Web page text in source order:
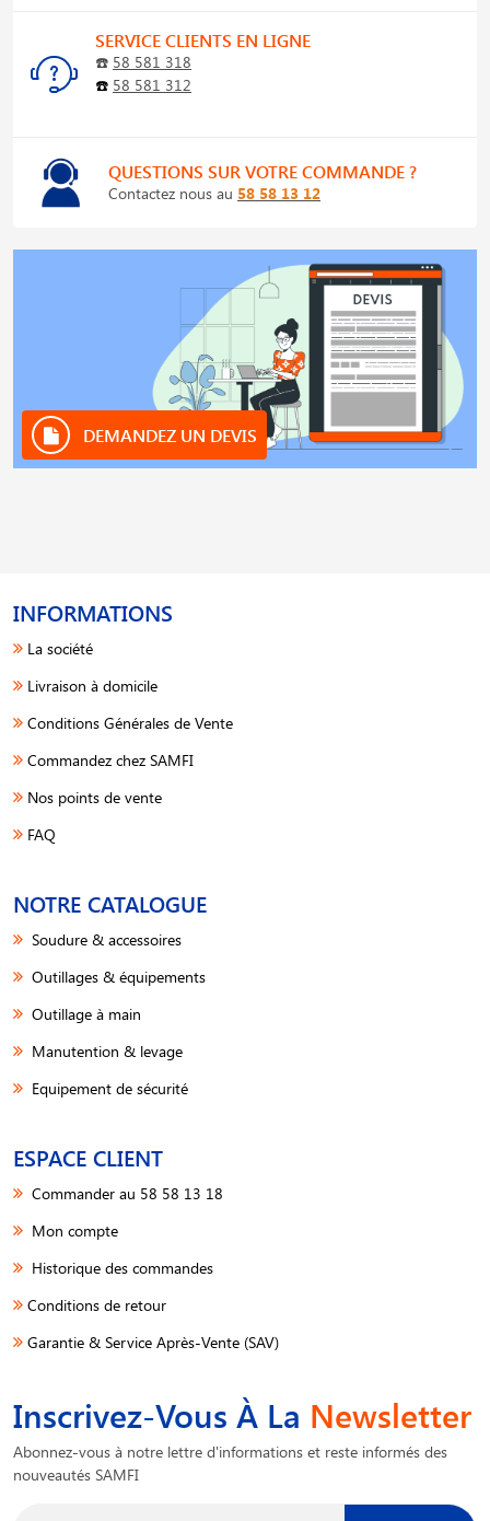
SERVICE CLIENTS EN LIGNE
☎️ 58 581 318
☎️ 58 581 312
QUESTIONS SUR VOTRE COMMANDE ?
Contactez nous au 58 58 13 12
DEMANDEZ UN DEVIS
INFORMATIONS
La société
Livraison à domicile
Conditions Générales de Vente
Commandez chez SAMFI
Nos points de vente
FAQ
NOTRE CATALOGUE
Soudure & accessoires
Outillages & équipements
Outillage à main
Manutention & levage
Equipement de sécurité
ESPACE CLIENT
Commander au 58 58 13 18
Mon compte
Historique des commandes
Conditions de retour
Garantie & Service Après-Vente (SAV)
Inscrivez-Vous À La Newsletter
Abonnez-vous à notre lettre d'informations et reste informés des
nouveautés SAMFI